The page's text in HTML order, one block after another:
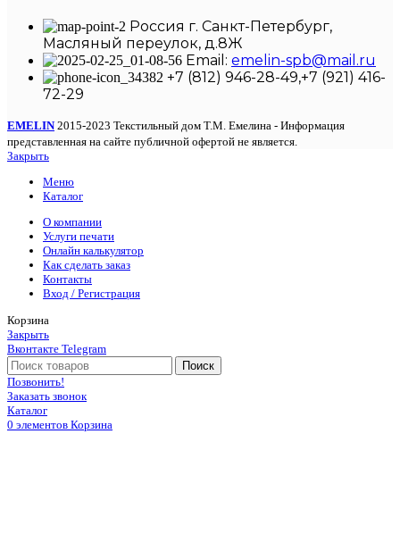
Россия г. Санкт-Петербург,
Масляный переулок, д.8Ж
Email: emelin-spb@mail.ru
+7 (812) 946-28-49,+7 (921) 416-
72-29
EMELIN 2015-2023 Текстильный дом Т.М. Емелина - Информация
представленная на сайте публичной офертой не является.
Закрыть
Меню
Каталог
О компании
Услуги печати
Онлайн калькулятор
Как сделать заказ
Контакты
Вход / Регистрация
Корзина
Закрыть
Вконтакте Telegram
Поиск
Позвонить!
Заказать звонок
Каталог
0 элементов Корзина